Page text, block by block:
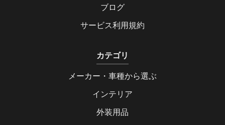
ブログ
サービス利用規約
カテゴリ
メーカー・車種から選ぶ
インテリア
外装用品